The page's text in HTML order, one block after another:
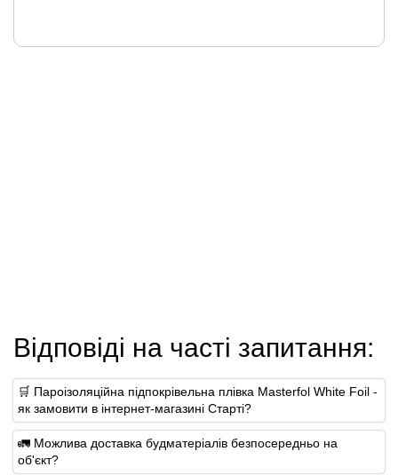
Відповіді на часті запитання:
🛒 Пароізоляційна підпокрівельна плівка Masterfol White Foil -
як замовити в інтернет-магазині Старті?
🚛 Можлива доставка будматеріалів безпосередньо на
об'єкт?